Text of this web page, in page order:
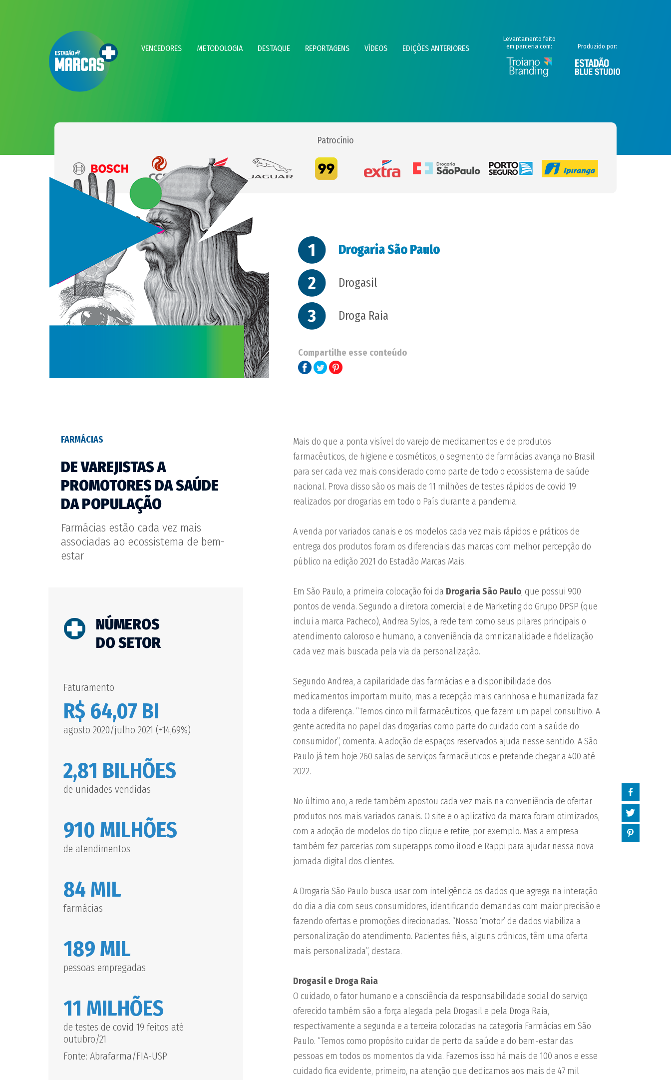
VENCEDORES METODOLOGIA DESTAQUE REPORTAGENS VÍDEOS EDIÇÕES ANTERIORES
Levantamento feito
em parceria com:
Produzido por:
Patrocínio
1 Drogaria São Paulo
2 Drogasil
3 Droga Raia
Compartilhe esse conteúdo
FARMÁCIAS
DE VAREJISTAS A
PROMOTORES DA SAÚDE
DA POPULAÇÃO
Farmácias estão cada vez mais
associadas ao ecossistema de bem-
estar
NÚMEROS
DO SETOR
Faturamento
R$ 64,07 BI
agosto 2020/julho 2021 (+14,69%)
2,81 BILHÕES
de unidades vendidas
910 MILHÕES
de atendimentos
84 MIL
farmácias
189 MIL
pessoas empregadas
11 MILHÕES
de testes de covid 19 feitos até
outubro/21
Fonte: Abrafarma/FIA-USP
Mais do que a ponta visível do varejo de medicamentos e de produtos
farmacêuticos, de higiene e cosméticos, o segmento de farmácias avança no Brasil
para ser cada vez mais considerado como parte de todo o ecossistema de saúde
nacional. Prova disso são os mais de 11 milhões de testes rápidos de covid 19
realizados por drogarias em todo o País durante a pandemia.
A venda por variados canais e os modelos cada vez mais rápidos e práticos de
entrega dos produtos foram os diferenciais das marcas com melhor percepção do
público na edição 2021 do Estadão Marcas Mais.
Em São Paulo, a primeira colocação foi da Drogaria São Paulo, que possui 900
pontos de venda. Segundo a diretora comercial e de Marketing do Grupo DPSP (que
inclui a marca Pacheco), Andrea Sylos, a rede tem como seus pilares principais o
atendimento caloroso e humano, a conveniência da omnicanalidade e fidelização
cada vez mais buscada pela via da personalização.
Segundo Andrea, a capilaridade das farmácias e a disponibilidade dos
medicamentos importam muito, mas a recepção mais carinhosa e humanizada faz
toda a diferença. “Temos cinco mil farmacêuticos, que fazem um papel consultivo. A
gente acredita no papel das drogarias como parte do cuidado com a saúde do
consumidor”, comenta. A adoção de espaços reservados ajuda nesse sentido. A São
Paulo já tem hoje 260 salas de serviços farmacêuticos e pretende chegar a 400 até
2022.
No último ano, a rede também apostou cada vez mais na conveniência de ofertar
produtos nos mais variados canais. O site e o aplicativo da marca foram otimizados,
com a adoção de modelos do tipo clique e retire, por exemplo. Mas a empresa
também fez parcerias com superapps como iFood e Rappi para ajudar nessa nova
jornada digital dos clientes.
A Drogaria São Paulo busca usar com inteligência os dados que agrega na interação
do dia a dia com seus consumidores, identificando demandas com maior precisão e
fazendo ofertas e promoções direcionadas. “Nosso ‘motor’ de dados viabiliza a
personalização do atendimento. Pacientes fiéis, alguns crônicos, têm uma oferta
mais personalizada”, destaca.
Drogasil e Droga Raia
O cuidado, o fator humano e a consciência da responsabilidade social do serviço
oferecido também são a força alegada pela Drogasil e pela Droga Raia,
respectivamente a segunda e a terceira colocadas na categoria Farmácias em São
Paulo. “Temos como propósito cuidar de perto da saúde e do bem-estar das
pessoas em todos os momentos da vida. Fazemos isso há mais de 100 anos e esse
cuidado fica evidente, primeiro, na atenção que dedicamos aos mais de 47 mil